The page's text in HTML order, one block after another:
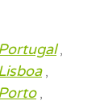
,
,
,